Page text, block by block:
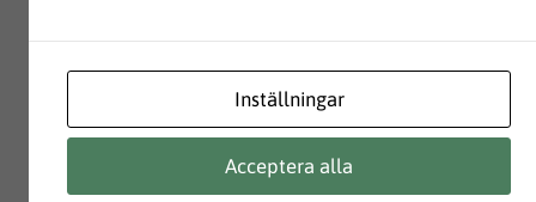
Inställningar
Acceptera alla